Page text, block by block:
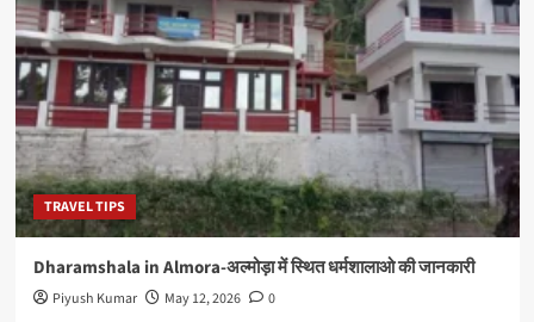
TRAVEL TIPS
Dharamshala in Almora-अल्मोड़ा में स्थित धर्मशालाओ की जानकारी
Piyush Kumar May 12, 2026 0